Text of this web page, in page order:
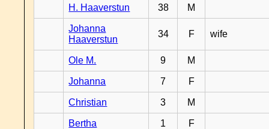
H. Haaverstun 38 M
Johanna
Haaverstun
34 F wife
Ole M. 9 M
Johanna 7 F
Christian 3 M
Bertha 1 F